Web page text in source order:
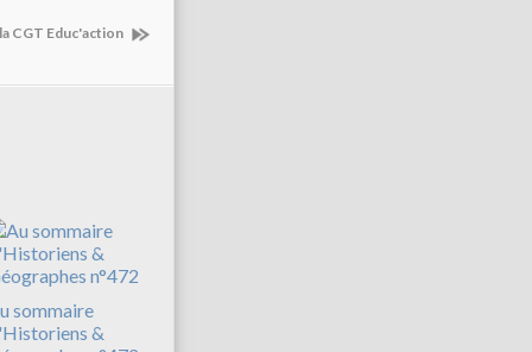
CGT Educ'action
sommaire
&